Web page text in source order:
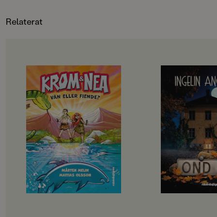
Relaterat
OM BOKEN
Krom och Nea är bästa vänner –
men bara i hemlighet. Deras
familjer är fiender och skulle bli
rasande om de fick veta sanningen.
Därför måste Krom och Nea göra
allt i smyg: simma, fiska och prata
om den stora världen bortom
grottan där Krom har bott hela sitt
liv. Men det blir allt svårare att hålla
vänskapen hemlig och till slut
måste de välja: ska de vara kvar hos
sina familjer – eller ge sig av
tillsammans?
OM BOKEN
Fristående
Elvira har varit
saker förut. På
fyren. Så hon
den här gången är
känns annorlunda
en bil med
på skolgården dras
mystiska
dyker siffrorna
överallt. Någon
lappar i Elviras
Och i skolans